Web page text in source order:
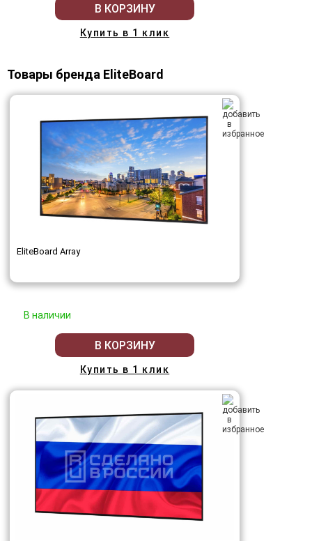
В КОРЗИНУ
Купить в 1 клик
Товары бренда EliteBoard
EliteBoard Array
В наличии
В КОРЗИНУ
Купить в 1 клик